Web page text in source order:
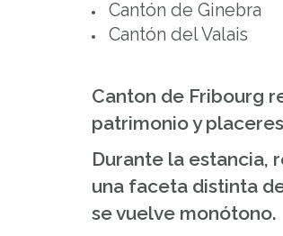
Cantón de Ginebra
Cantón del Valais
Canton de Fribourg
patrimonio y
Durante la estancia,
una faceta distinta
se vuelve monótono.